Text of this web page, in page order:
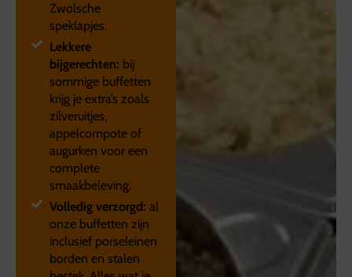
Zwolsche
speklapjes.
Lekkere
bijgerechten: bij
sommige buffetten
krijg je extra’s zoals
zilveruitjes,
appelcompote of
augurken voor een
complete
smaakbeleving.
Volledig verzorgd: al
onze buffetten zijn
inclusief porseleinen
borden en stalen